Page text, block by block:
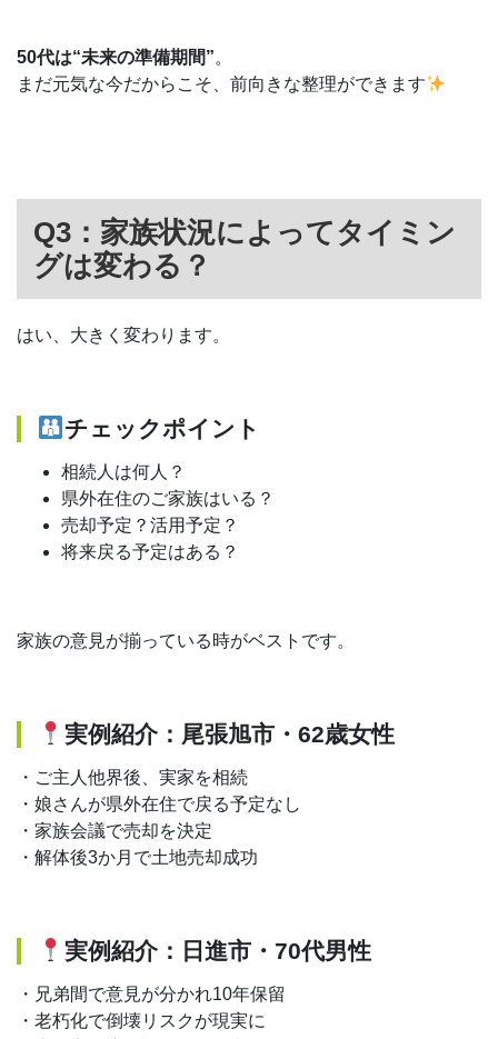
50代は“未来の準備期間”。
まだ元気な今だからこそ、前向きな整理ができます
Q3：家族状況によってタイミン
グは変わる？
はい、大きく変わります。
チェックポイント
相続人は何人？
県外在住のご家族はいる？
売却予定？活用予定？
将来戻る予定はある？
家族の意見が揃っている時がベストです。
実例紹介：尾張旭市・62歳女性
・ご主人他界後、実家を相続
・娘さんが県外在住で戻る予定なし
・家族会議で売却を決定
・解体後3か月で土地売却成功
実例紹介：日進市・70代男性
・兄弟間で意見が分かれ10年保留
・老朽化で倒壊リスクが現実に